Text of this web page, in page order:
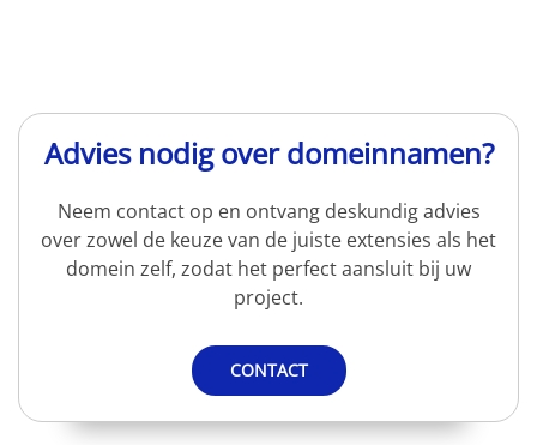
Advies nodig over domeinnamen?
Neem contact op en ontvang deskundig advies
over zowel de keuze van de juiste extensies als het
domein zelf, zodat het perfect aansluit bij uw
project.
CONTACT